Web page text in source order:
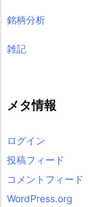
銘柄分析
雑記
メタ情報
ログイン
投稿フィード
コメントフィード
WordPress.org